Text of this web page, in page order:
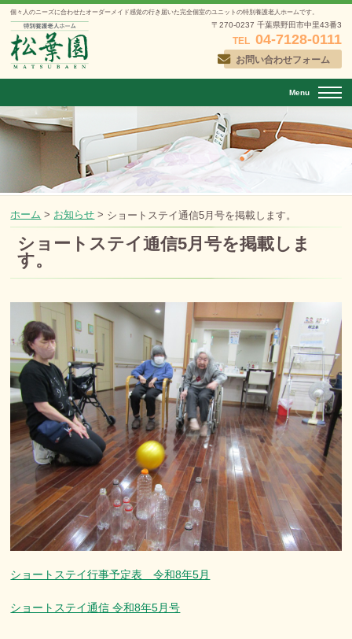
個々人のニーズに合わせたオーダーメイド感覚の行き届いた完全個室のユニットの特別養護老人ホームです。
〒270-0237 千葉県野田市中里43番3
TEL 04-7128-0111
お問い合わせフォーム
Menu
ホーム > お知らせ > ショートステイ通信5月号を掲載します。
ショートステイ通信5月号を掲載しま
す。
ショートステイ行事予定表 令和8年5月
ショートステイ通信 令和8年5月号